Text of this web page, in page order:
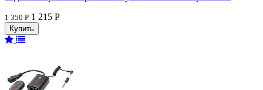
1 350 Р 1 215 Р